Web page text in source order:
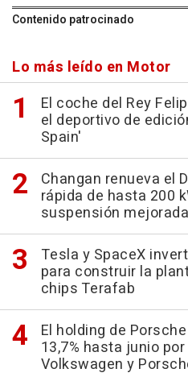
Contenido patrocinado
Lo más leído en Motor
El coche del Rey
el deportivo de
Spain'
Changan renueva el
rápida de hasta 200
suspensión mejorada
Tesla y SpaceX
para construir la
chips Terafab
El holding de
13,7% hasta junio
Volkswagen y